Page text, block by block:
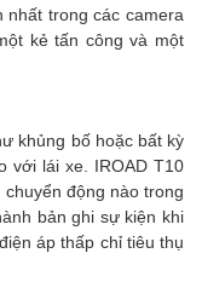
trong các camera
kẻ tấn công và một
khủng bố hoặc bất kỳ
với lái xe. IROAD T10
động nào trong
bản ghi sự kiện khi
áp thấp chỉ tiêu thụ